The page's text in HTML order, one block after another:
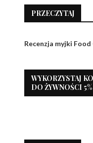
PRZECZYTAJ
Recenzja myjki
WYKORZYSTAJ
DO ŻYWNOŚCI